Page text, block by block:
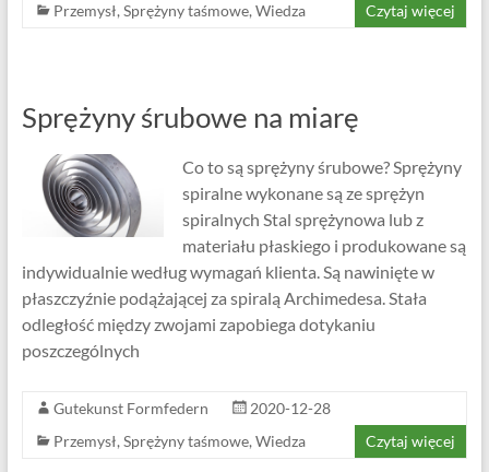
Przemysł, Sprężyny taśmowe, Wiedza Czytaj więcej
Sprężyny śrubowe na miarę
Co to są sprężyny śrubowe? Sprężyny
spiralne wykonane są ze sprężyn
spiralnych Stal sprężynowa lub z
materiału płaskiego i produkowane są
indywidualnie według wymagań klienta. Są nawinięte w
płaszczyźnie podążającej za spiralą Archimedesa. Stała
odległość między zwojami zapobiega dotykaniu
poszczególnych
Gutekunst Formfedern
2020-12-28
Przemysł, Sprężyny taśmowe, Wiedza Czytaj więcej